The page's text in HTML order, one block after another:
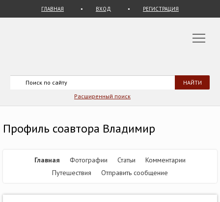
ГЛАВНАЯ ВХОД РЕГИСТРАЦИЯ
Расширенный поиск
Профиль соавтора Владимир
Главная Фотографии Статьи
Комментарии
Путешествия
Отправить сообщение